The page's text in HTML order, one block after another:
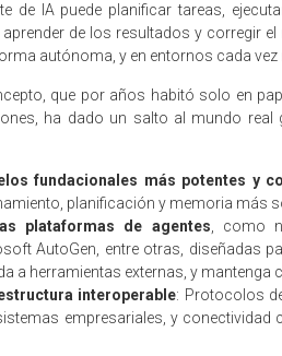
de IA puede planificar tareas,
aprender de los resultados y corregir
autónoma, y en entornos cada
que por años habitó solo en
ha dado un salto al mundo
fundacionales más potentes y
planificación y memoria más
plataformas de agentes , como
AutoGen, entre otras, diseñadas
a herramientas externas, y mantenga
interoperable: Protocolos
empresariales, y conectividad